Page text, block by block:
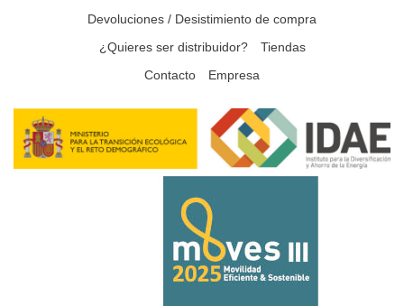
Devoluciones / Desistimiento de compra
¿Quieres ser distribuidor?
Tiendas
Contacto
Empresa